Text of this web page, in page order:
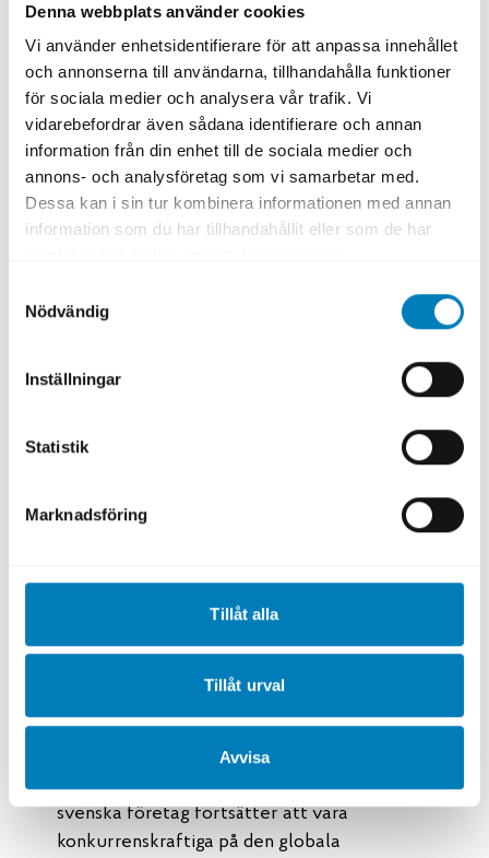
Denna webbplats använder cookies
Vi använder enhetsidentifierare för att anpassa innehållet
och annonserna till användarna, tillhandahålla funktioner
för sociala medier och analysera vår trafik. Vi
vidarebefordrar även sådana identifierare och annan
information från din enhet till de sociala medier och
annons- och analysföretag som vi samarbetar med.
Dessa kan i sin tur kombinera informationen med annan
information som du har tillhandahållit eller som de har
Nödvändig
Inställningar
Statistik
Marknadsföring
Tillåt alla
Tillåt urval
Avvisa
– Konkurrensen är hård och för att bolagen
ska våga att investera så krävs kunder som
tänker långsiktigt. Många företag lyfter även
bristen på kompetens som en utmaning,
vilket gör tillgången till arbetskraft
avgörande för framtida tillväxt, säger Johan
Nobel.
Med utlåning i cirka 60 länder erbjuder SEK
och stärker företags globala
konkurrenskraft. Exportkrediter underlättar
– Vår roll är att erbjuda skräddarsydda
lån till exportören eller finansiering för den
utländska köparen. För oss handlar det om att
skapa långsiktiga relationer och bidra till att
svenska företag fortsätter att vara
konkurrenskraftiga på den globala